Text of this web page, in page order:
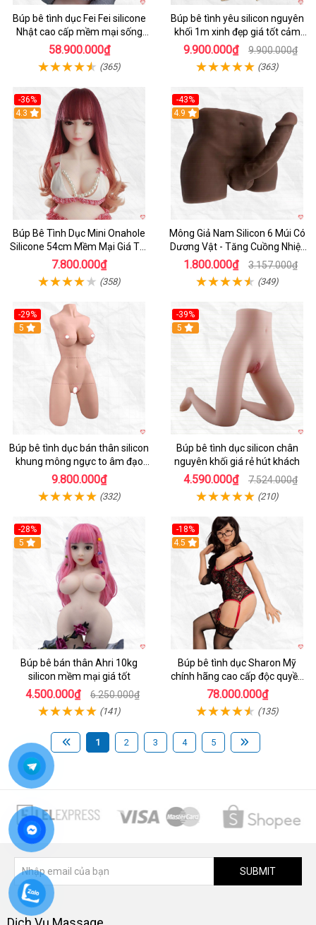
Búp bê tình dục Fei Fei silicone
Nhật cao cấp mềm mại sống
động
58.900.000₫
(365)
Búp bê tình yêu silicon nguyên
khối 1m xinh đẹp giá tốt cảm
giác thật
9.900.000₫ 9.900.000₫
(363)
-36%
4.3
Búp Bê Tình Dục Mini Onahole
Silicone 54cm Mềm Mại Giá Tốt
Đáng Mua
7.800.000₫
(358)
-43%
Hot
4.9
Mông Giả Nam Silicon 6 Múi Có
Dương Vật - Tăng Cuồng Nhiệt
Đêm
1.800.000₫ 3.157.000₫
(349)
-29%
5
Búp bê tình dục bán thân silicon
khung mông ngực to âm đạo
khít chặt tự nhiên
9.800.000₫
(332)
-39%
5
Búp bê tình dục silicon chân
nguyên khối giá rẻ hút khách
4.590.000₫ 7.524.000₫
(210)
-28%
5
Búp bê bán thân Ahri 10kg
silicon mềm mại giá tốt
4.500.000₫ 6.250.000₫
(141)
-18%
Hot
4.5
Búp bê tình dục Sharon Mỹ
chính hãng cao cấp độc quyền
giá tốt
78.000.000₫
(135)
1 2 3 4 5
SUBMIT